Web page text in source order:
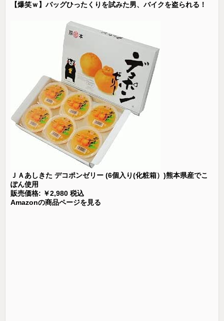
【爆笑ｗ】バッグひったくりを試みた男、バイクを盗られる！
ＪＡあしきた デコポンゼリー (6個入り(化粧箱）)熊本県産でこ
ぽん使用
販売価格: ￥2,980 税込
Amazonの商品ページを見る